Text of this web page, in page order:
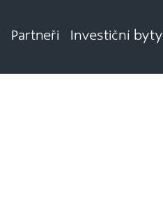
Partneři Investiční byty